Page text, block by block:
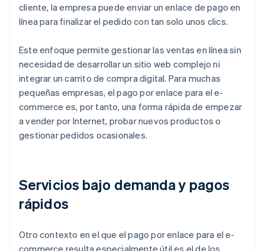
cliente, la empresa puede enviar un enlace de pago en
línea para finalizar el pedido con tan solo unos clics.
Este enfoque permite gestionar las ventas en línea sin
necesidad de desarrollar un sitio web complejo ni
integrar un carrito de compra digital. Para muchas
pequeñas empresas, el pago por enlace para el e-
commerce es, por tanto, una forma rápida de empezar
a vender por Internet, probar nuevos productos o
gestionar pedidos ocasionales.
Servicios bajo demanda y pagos
rápidos
Otro contexto en el que el pago por enlace para el e-